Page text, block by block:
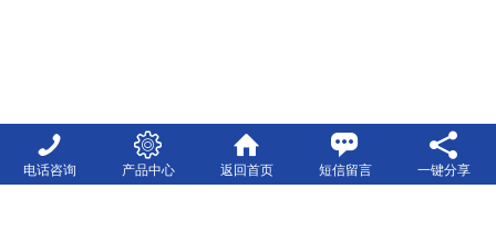
电话咨询 产品中心 返回首页 短信留言 一键分享